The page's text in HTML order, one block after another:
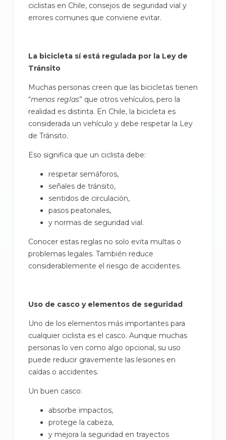
ciclistas en Chile, consejos de seguridad vial y
errores comunes que conviene evitar.
La bicicleta sí está regulada por la Ley de
Tránsito
Muchas personas creen que las bicicletas tienen
“menos reglas” que otros vehículos, pero la
realidad es distinta. En Chile, la bicicleta es
considerada un vehículo y debe respetar la Ley
de Tránsito.
Eso significa que un ciclista debe:
respetar semáforos,
señales de tránsito,
sentidos de circulación,
pasos peatonales,
y normas de seguridad vial.
Conocer estas reglas no solo evita multas o
problemas legales. También reduce
considerablemente el riesgo de accidentes.
Uso de casco y elementos de seguridad
Uno de los elementos más importantes para
cualquier ciclista es el casco. Aunque muchas
personas lo ven como algo opcional, su uso
puede reducir gravemente las lesiones en
caídas o accidentes.
Un buen casco:
absorbe impactos,
protege la cabeza,
y mejora la seguridad en trayectos